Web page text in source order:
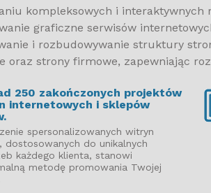
Stowarzyszenia oraz o
kapitalowego itp. Stowarzyszenie często
oszczędności emerytalnych w Polsce.
Powrót realizacje
kompleksowych i
graficzne serwisów
i rozbudowywanie struktury
strony firmowe, zapewniając
250 zakończonych projektów
internetowych i sklepów
spersonalizowanych witryn
dostosowanych do unikalnych
każdego klienta, stanowi
metodę promowania Twojej